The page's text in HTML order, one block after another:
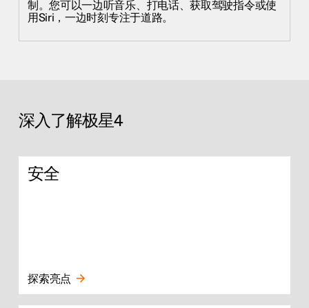
制。您可以一边听音乐、打电话、获取驾驶指令或使
用Siri，一边时刻专注于道路。
深入了解极星4
安全
探索亮点